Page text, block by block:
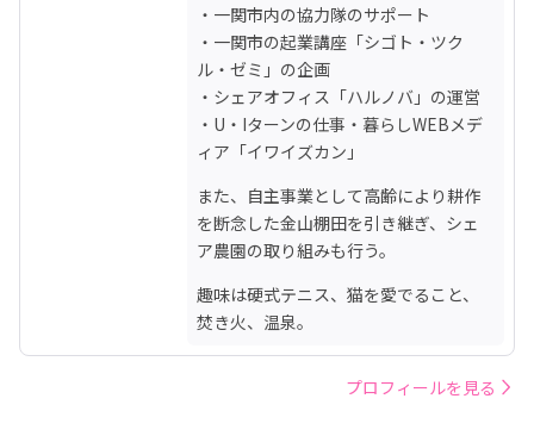
・一関市内の協力隊のサポート
・一関市の起業講座「シゴト・ツク
ル・ゼミ」の企画
・シェアオフィス「ハルノバ」の運営
・U・Iターンの仕事・暮らしWEBメデ
ィア「イワイズカン」
また、自主事業として高齢により耕作
を断念した金山棚田を引き継ぎ、シェ
ア農園の取り組みも行う。
趣味は硬式テニス、猫を愛でること、
焚き火、温泉。
プロフィールを見る